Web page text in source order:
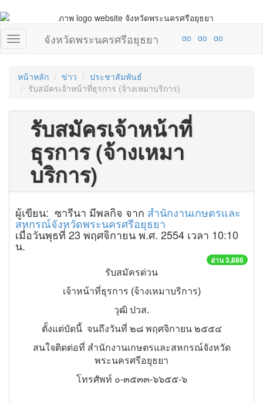
จังหวัดพระนครศรีอยุธยา
หน้าหลัก ข่าว
ประชาสัมพันธ์
รับสมัครเจ้าหน้าที่ธุรการ (จ้างเหมาบริการ)
รับสมัครเจ้าหน้าที่
ธุรการ (จ้างเหมา
บริการ)
ผู้เขียน: ซารีนา มีพลกิจ จาก สำนักงานเกษตรและ
สหกรณ์จังหวัดพระนครศรีอยุธยา
เมื่อวันพุธที่ 23 พฤศจิกายน พ.ศ. 2554 เวลา 10:10
น.
อ่าน 3,886
รับสมัครด่วน
เจ้าหน้าที่ธุรการ (จ้างเหมาบริการ)
วุฒิ ปวส.
ตั้งแต่บัดนี้ จนถึงวันที่ ๒๘ พฤศจิกายน ๒๕๕๔
สนใจติดต่อที่ สำนักงานเกษตรและสหกรณ์จังหวัด
พระนครศรีอยุธยา
โทรศัพท์ ๐-๓๕๓๓-๖๖๕๕-๖